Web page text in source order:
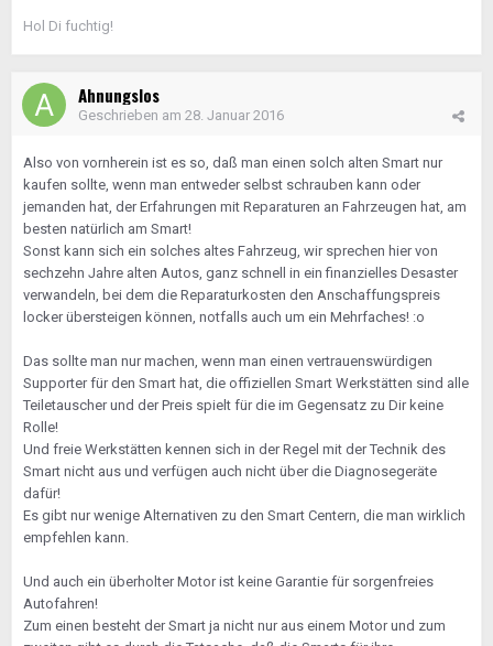
Hol Di fuchtig!
Ahnungslos
Geschrieben am 28. Januar 2016
Also von vornherein ist es so, daß man einen solch alten Smart nur
kaufen sollte, wenn man entweder selbst schrauben kann oder
jemanden hat, der Erfahrungen mit Reparaturen an Fahrzeugen hat, am
besten natürlich am Smart!
Sonst kann sich ein solches altes Fahrzeug, wir sprechen hier von
sechzehn Jahre alten Autos, ganz schnell in ein finanzielles Desaster
verwandeln, bei dem die Reparaturkosten den Anschaffungspreis
locker übersteigen können, notfalls auch um ein Mehrfaches! :o
Das sollte man nur machen, wenn man einen vertrauenswürdigen
Supporter für den Smart hat, die offiziellen Smart Werkstätten sind alle
Teiletauscher und der Preis spielt für die im Gegensatz zu Dir keine
Rolle!
Und freie Werkstätten kennen sich in der Regel mit der Technik des
Smart nicht aus und verfügen auch nicht über die Diagnosegeräte
dafür!
Es gibt nur wenige Alternativen zu den Smart Centern, die man wirklich
empfehlen kann.
Und auch ein überholter Motor ist keine Garantie für sorgenfreies
Autofahren!
Zum einen besteht der Smart ja nicht nur aus einem Motor und zum